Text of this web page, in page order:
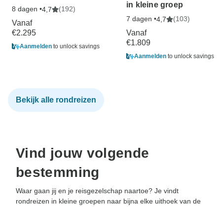
8 dagen •4,7 (192)
Vanaf
€2.295
Aanmelden to unlock savings
in kleine groep
7 dagen •4,7 (103)
Vanaf
€1.809
Aanmelden to unlock savings
Bekijk alle rondreizen
Vind jouw volgende
bestemming
Waar gaan jij en je reisgezelschap naartoe? Je vindt
rondreizen in kleine groepen naar bijna elke uithoek van de